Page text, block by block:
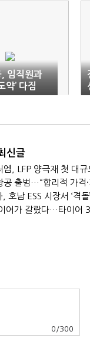
임직원과
약’ 다짐
신글
엠, LFP 양극재 첫 대
공 출범…“합리적 가격
호남 ESS 시장서 ‘격돌’
어가 갈랐다…타이어
0 /300